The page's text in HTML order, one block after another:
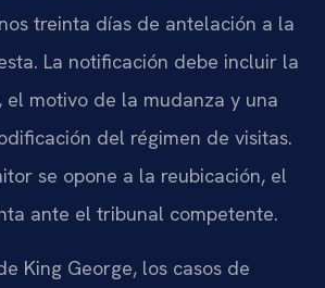
treinta días de antelación a la
La notificación debe incluir la
el motivo de la mudanza y una
del régimen de visitas.
se opone a la reubicación, el
ante el tribunal competente.
King George, los casos de